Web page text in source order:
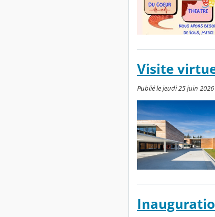
Visite
Publié le jeudi 25 juin